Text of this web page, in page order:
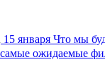
15 января Что мы
самые ожидаемые